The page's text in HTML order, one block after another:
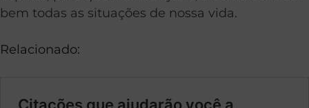
bem todas as situações de nossa vida.
Relacionado: